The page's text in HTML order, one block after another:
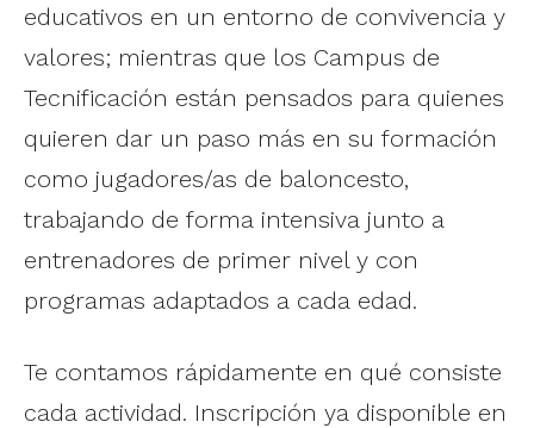
educativos en un entorno de convivencia y
valores; mientras que los Campus de
Tecnificación están pensados para quienes
quieren dar un paso más en su formación
como jugadores/as de baloncesto,
trabajando de forma intensiva junto a
entrenadores de primer nivel y con
programas adaptados a cada edad.
Te contamos rápidamente en qué consiste
cada actividad. Inscripción ya disponible en